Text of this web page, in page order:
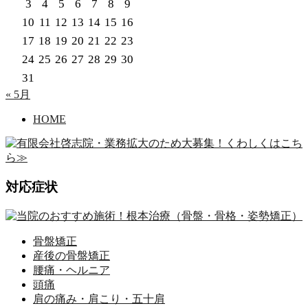
3
4 5 6 7 8
9
10 11 12 13 14 15 16
17 18 19 20 21 22 23
24 25 26 27 28 29 30
31
« 5月
HOME
対応症状
骨盤矯正
産後の骨盤矯正
腰痛・ヘルニア
頭痛
肩の痛み・肩こり・五十肩